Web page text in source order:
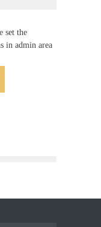
set the
in admin area